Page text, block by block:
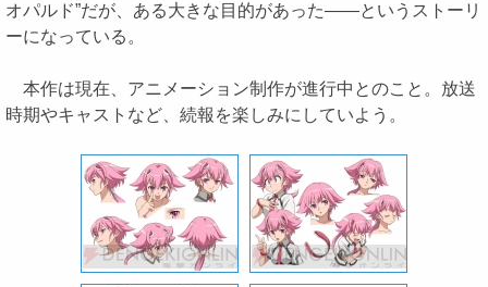
オパルド”だが、ある大きな目的があった――というストーリ
ーになっている。
本作は現在、アニメーション制作が進行中とのこと。放送
時期やキャストなど、続報を楽しみにしていよう。